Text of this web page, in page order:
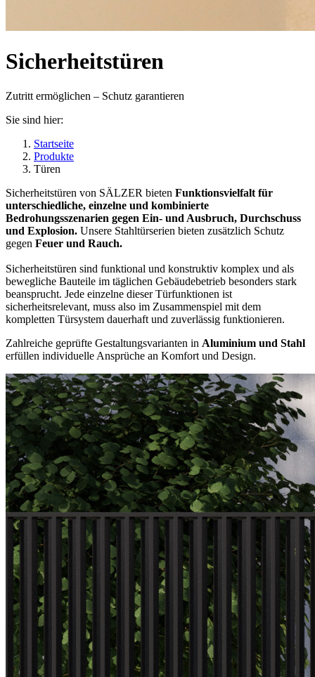
Sicherheitstüren
Zutritt ermöglichen – Schutz garantieren
Sie sind hier:
Startseite
Produkte
Türen
Sicherheitstüren von SÄLZER bieten Funktionsvielfalt für
unterschiedliche, einzelne und kombinierte
Bedrohungsszenarien gegen Ein- und Ausbruch, Durchschuss
und Explosion. Unsere Stahltürserien bieten zusätzlich Schutz
gegen Feuer und Rauch.
Sicherheitstüren sind funktional und konstruktiv komplex und als
bewegliche Bauteile im täglichen Gebäudebetrieb besonders stark
beansprucht. Jede einzelne dieser Türfunktionen ist
sicherheitsrelevant, muss also im Zusammenspiel mit dem
kompletten Türsystem dauerhaft und zuverlässig funktionieren.
Zahlreiche geprüfte Gestaltungsvarianten in Aluminium und Stahl
erfüllen individuelle Ansprüche an Komfort und Design.